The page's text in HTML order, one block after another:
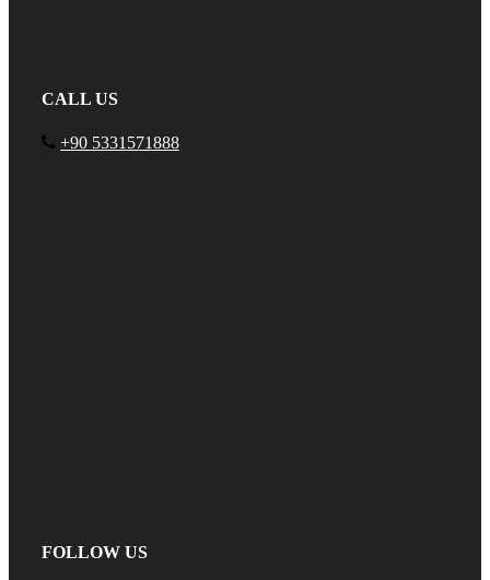
CALL US
+90 5331571888
FOLLOW US